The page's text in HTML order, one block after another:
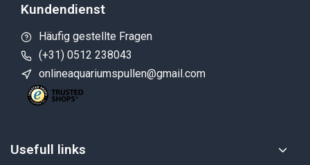
Kundendienst
Häufig gestellte Fragen
(+31) 0512 238043
onlineaquariumspullen@gmail.com
Usefull links